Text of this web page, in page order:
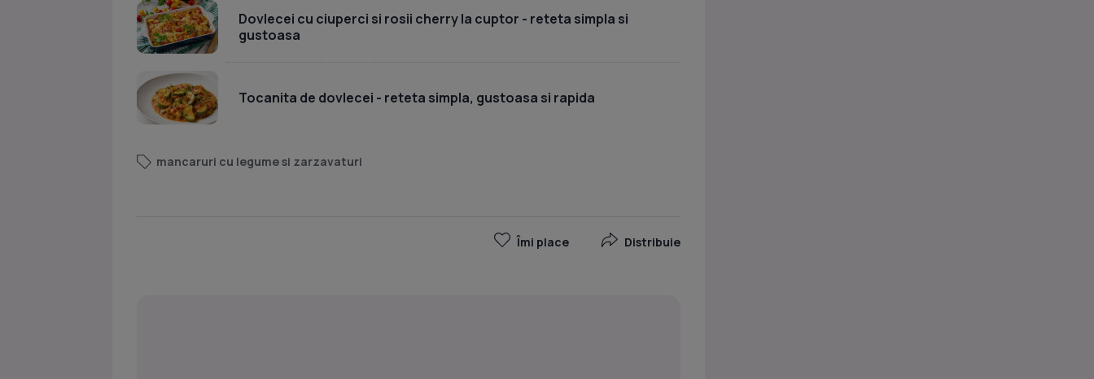
Dovlecei cu ciuperci si rosii cherry la cuptor - reteta simpla si
gustoasa
Tocanita de dovlecei - reteta simpla, gustoasa si rapida
mancaruri cu legume si zarzavaturi
Îmi place Distribuie